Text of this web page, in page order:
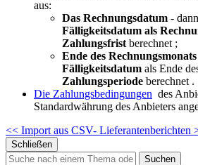
aus:
Das Rechnungsdatum -
Fälligkeitsdatum als
Zahlungsfrist berechnet ;
Ende des Rechnungsmonats
Fälligkeitsdatum als Ende
Zahlungsperiode berechnet .
Die Zahlungsbedingungen des
Standardwährung des Anbieters
<< Import aus CSV- Lieferantenberichten
Schließen
Suchen